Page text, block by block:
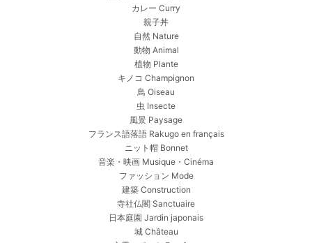
カレー Curry
親子丼
自然 Nature
動物 Animal
植物 Plante
キノコ Champignon
鳥 Oiseau
虫 Insecte
風景 Paysage
フランス語落語 Rakugo en français
ニット帽 Bonnet
音楽・映画 Musique・Cinéma
ファッション Mode
建築 Construction
寺社仏閣 Sanctuaire
日本庭園 Jardin japonais
城 Château